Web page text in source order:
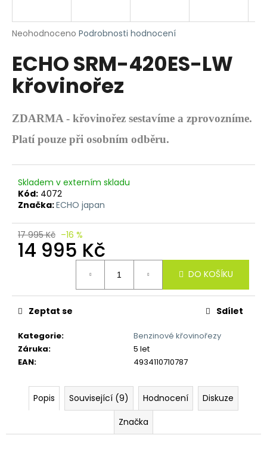
Průměrné
produktu
je
0,0
hvězdiček.
Neohodnoceno Podrobnosti hodnocení
ECHO SRM-420ES-LW
křovinořez
ZDARMA - křovinořez sestavíme a zprovozníme.
Platí pouze při osobním odběru.
Skladem v externím skladu
Kód: 4072
Značka:ECHO japan
17 995 Kč –16 %
14 995 Kč
DO KOŠÍKU
Kategorie:
Benzinové křovinořezy
Záruka:
5 let
EAN: 4934110710787
Zeptat se Sdílet
A
Popis Související (9) Hodnocení
Diskuze
Značka
j
t
?
HLEDAT
D
o
o
j
e
e